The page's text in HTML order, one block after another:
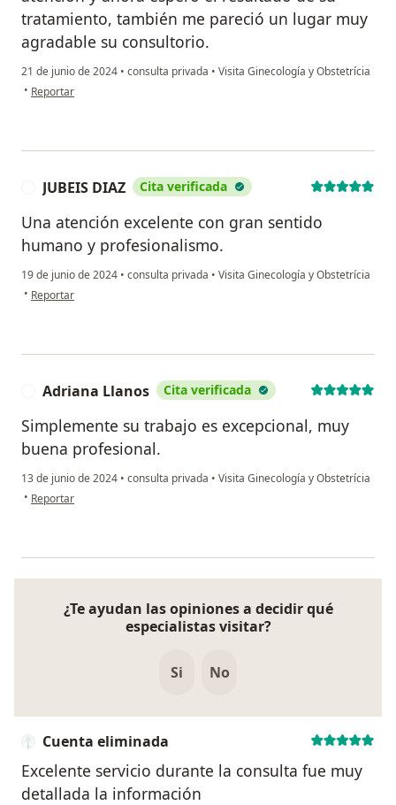
tratamiento, también me pareció un lugar muy
agradable su consultorio.
21 de junio de 2024 • consulta privada • Visita Ginecología y Obstetrícia
• en opinión del usuario Ingrid Schlegel
Reportar
JUBEIS DIAZ Cita verificada
Una atención excelente con gran sentido
humano y profesionalismo.
19 de junio de 2024 • consulta privada • Visita Ginecología y Obstetrícia
• en opinión del usuario JUBEIS DIAZ
Reportar
Adriana Llanos Cita verificada
Simplemente su trabajo es excepcional, muy
buena profesional.
13 de junio de 2024 • consulta privada • Visita Ginecología y Obstetrícia
• en opinión del usuario Adriana Llanos
Reportar
¿Te ayudan las opiniones a decidir qué
especialistas visitar?
Si No
Cuenta eliminada
Excelente servicio durante la consulta fue muy
detallada la información